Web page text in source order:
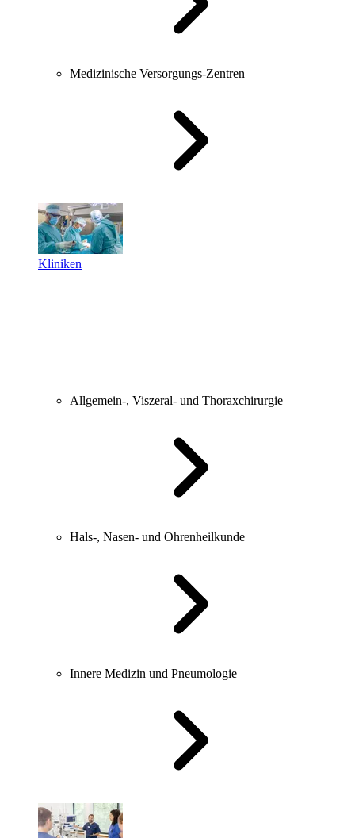
Medizinische Versorgungs-Zentren
Kliniken
Allgemein-, Viszeral- und Thoraxchirurgie
Hals-, Nasen- und Ohrenheilkunde
Innere Medizin und Pneumologie